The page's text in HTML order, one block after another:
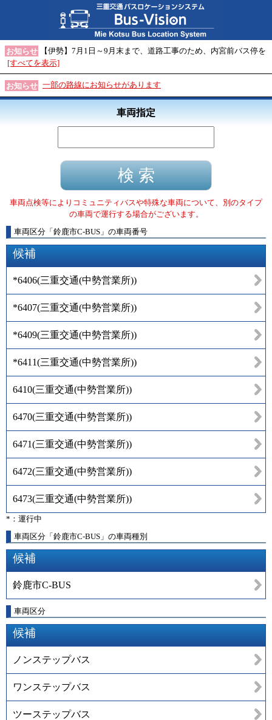
お知らせ
【伊勢】7月1日～9月末まで、道路工事のため、内宮前バス停を
[すべてを表示]
お知らせ 一部の路線にお知らせがあります
車両指定
車両点検等によりコミュニティバスや特殊な車両について、別のタイプ
の車両で運行する場合がございます。
車両区分 「 鈴鹿市C-BUS 」 の車両番号
候補
*6406(三重交通(中勢営業所))
*6407(三重交通(中勢営業所))
*6409(三重交通(中勢営業所))
*6411(三重交通(中勢営業所))
6410(三重交通(中勢営業所))
6470(三重交通(中勢営業所))
6471(三重交通(中勢営業所))
6472(三重交通(中勢営業所))
6473(三重交通(中勢営業所))
*：運行中
車両区分「鈴鹿市C-BUS」の車両種別
候補
鈴鹿市C-BUS
車両区分
候補
ノンステップバス
ワンステップバス
ツーステップバス